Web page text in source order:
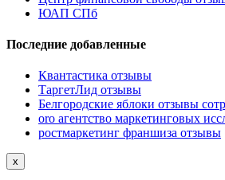
ЮАП СПб
Последние добавленные
Квантастика отзывы
ТаргетЛид отзывы
Белгородские яблоки отзывы
oro агентство маркетинговых
ростмаркетинг франшиза отзывы
x